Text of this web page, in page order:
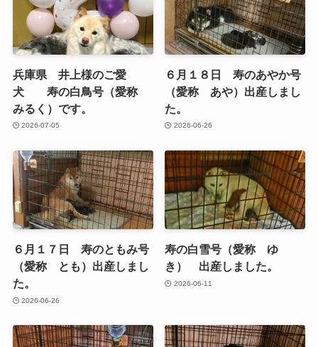
兵庫県 井上様のご愛
犬 寿の白鳥号（愛称
みるく）です。
2026-07-05
６月１８日 寿のあやか号
（愛称 あや）出産しまし
た。
2026-06-26
６月１７日 寿のともみ号
（愛称 とも）出産しまし
た。
2026-06-26
寿の白雪号（愛称 ゆ
き） 出産しました。
2026-06-11